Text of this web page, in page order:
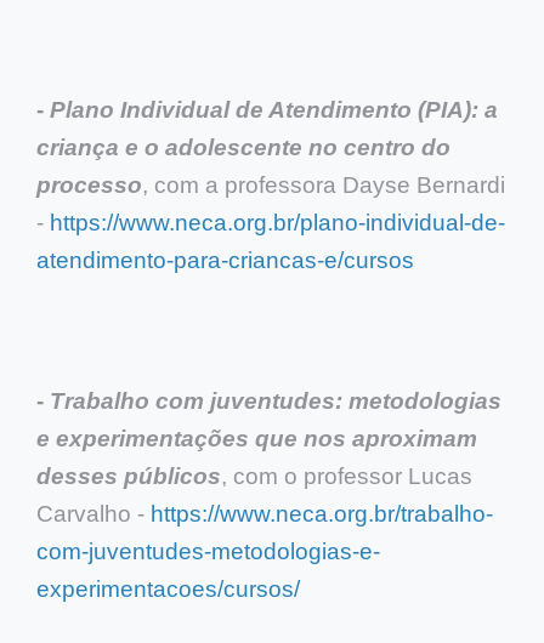
- Plano Individual de Atendimento (PIA): a
criança e o adolescente no centro do
processo, com a professora Dayse Bernardi
- https://www.neca.org.br/plano-individual-de-
atendimento-para-criancas-e/cursos
- Trabalho com juventudes: metodologias
e experimentações que nos aproximam
desses públicos, com o professor Lucas
Carvalho - https://www.neca.org.br/trabalho-
com-juventudes-metodologias-e-
experimentacoes/cursos/